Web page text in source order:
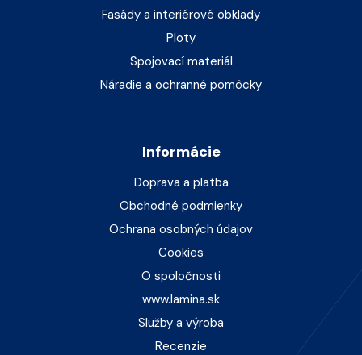
Fasády a interiérové obklady
Ploty
Spojovací materiál
Náradie a ochranné pomôcky
Informácie
Doprava a platba
Obchodné podmienky
Ochrana osobných údajov
Cookies
O spoločnosti
www.lamina.sk
Služby a výroba
Recenzie